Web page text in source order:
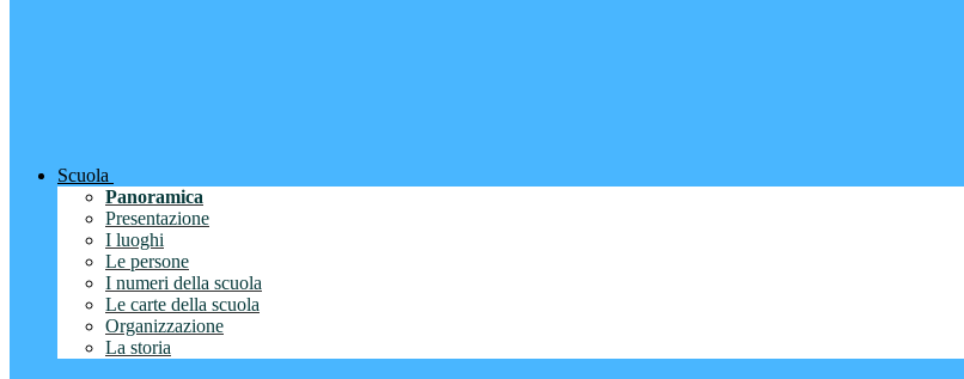
Scuola
Panoramica
Presentazione
I luoghi
Le persone
I numeri della scuola
Le carte della scuola
Organizzazione
La storia